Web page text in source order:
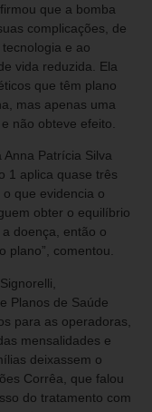
que a bomba
complicações, de
e ao
vida reduzida. Ela
que têm plano
mas apenas uma
não obteve efeito.
Patrícia Silva
1 aplica quase três
que evidencia o
obter o equilíbrio
doença, então o
plano”, comentou.
Planos de Saúde
para as operadoras,
mensalidades e
deixassem o
Corrêa, que falou
do tratamento com